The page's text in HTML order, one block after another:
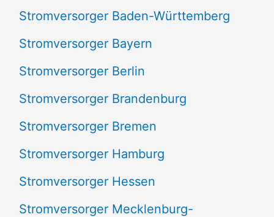
h
:
Stromversorger Baden-Württemberg
Stromversorger Bayern
Stromversorger Berlin
Stromversorger Brandenburg
Stromversorger Bremen
Stromversorger Hamburg
Stromversorger Hessen
Stromversorger Mecklenburg-